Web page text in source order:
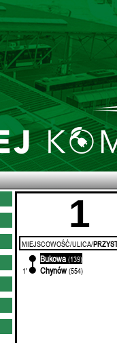
1
MIEJSCOWOŚĆ/ULICA/
Bukowa (139)
1'
Chynów (554)